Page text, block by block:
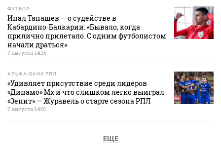
ФУТБОЛ
Инал Танашев — о судействе в
Кабардино‑Балкарии: «Бывало, когда
прилично прилетало. С одним футболистом
начали драться»
7 августа 14:16
АЛЬФА-БАНК РПЛ
«Удивляет присутствие среди лидеров
«Динамо» Мх и что слишком легко выиграл
«Зенит» — Журавель о старте сезона РПЛ
7 августа 14:01
ЕЩЕ